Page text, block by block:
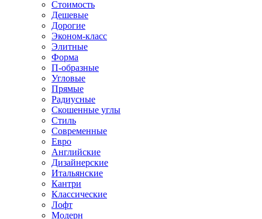
Стоимость
Дешевые
Дорогие
Эконом-класс
Элитные
Форма
П-образные
Угловые
Прямые
Радиусные
Скошенные углы
Стиль
Современные
Евро
Английские
Дизайнерские
Итальянские
Кантри
Классические
Лофт
Модерн